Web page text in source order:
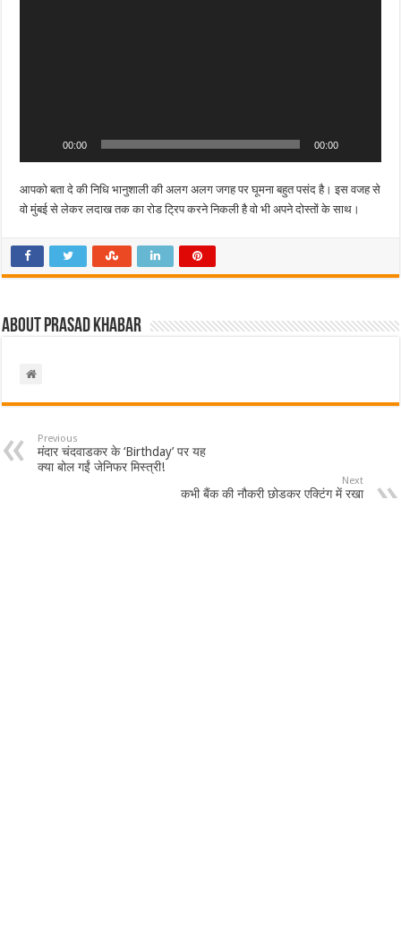
00:00 00:00
आपको बता दे की निधि भानुशाली की अलग अलग जगह पर घूमना बहुत पसंद है। इस वजह से
वो मुंबई से लेकर लदाख तक का रोड ट्रिप करने निकली है वो भी अपने दोस्तों के साथ।
About Prasad Khabar
Previous
मंदार चंदवाडकर के ‘Birthday’ पर यह
क्या बोल गईं जेनिफर मिस्त्री!
Next
कभी बैंक की नौकरी छोड़कर एक्टिंग में रखा